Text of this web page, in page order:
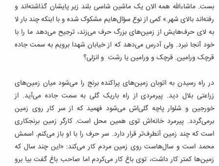
بست. ماشاءالله همه الان یک ماشین شاسی بلند زیر پایشان گذاشته‌اند و
رفته‌اند بالای شهر.» کمی از نوع سؤال‌هایم مشکوک شده و با اینکه چند بار لا
به لای حرف‌هایش از زمین‌های بزرگ حرف می‌زند، ترجیح می‌دهد ما را با
خود آنجا نبرد. ولی آدرس می‌دهد که از خیابان شهدا برویم به سمت جاده
قرچک ورامین. قرچک و ورامین یا رشت و انزلی؟
در راه رسیدن به اتوبان زمین‌های پراکنده برنج را می‌شود میان زمین‌های
زراعتی بلال دید. پیرمردی از راه باریک گلی به سمت جاده می‌آید. از
خورجین و شلوار پاچه گلی‌اش می‌شود فهمید که از سر کار روی زمین
برمی‌گردد. پیرمرد خانه‌اش توی همین محل است. کارگر زمین برنجکاری
است که چند زمین آنطرف‌تر قرار دارد. سر حرف را با او باز می‌کنم. اسمش
محمد است و سال‌هاست روی زمین مردم کار می‌کند: «این چند سال که
زمین‌ها کمتر کار داشت، توی باغ کار می‌کردم اما صاحب باغ گفت بیا برو